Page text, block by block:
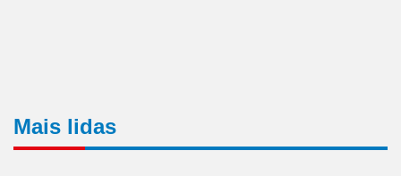
Mais lidas